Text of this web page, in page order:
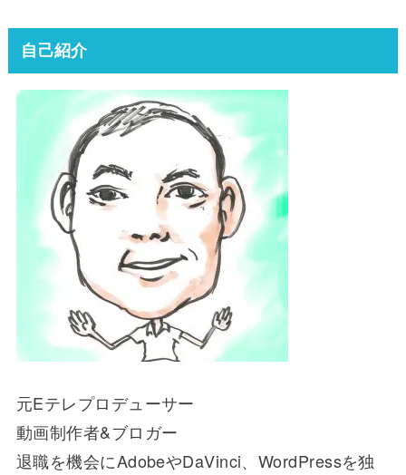
自己紹介
元Eテレプロデューサー
動画制作者&ブロガー
退職を機会にAdobeやDaVinci、WordPressを独